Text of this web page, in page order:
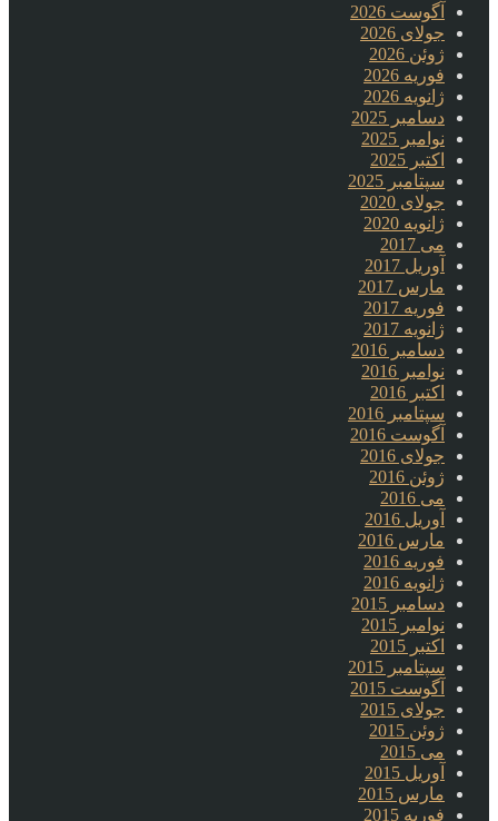
آگوست 2026
جولای 2026
ژوئن 2026
فوریه 2026
ژانویه 2026
دسامبر 2025
نوامبر 2025
اکتبر 2025
سپتامبر 2025
جولای 2020
ژانویه 2020
می 2017
آوریل 2017
مارس 2017
فوریه 2017
ژانویه 2017
دسامبر 2016
نوامبر 2016
اکتبر 2016
سپتامبر 2016
آگوست 2016
جولای 2016
ژوئن 2016
می 2016
آوریل 2016
مارس 2016
فوریه 2016
ژانویه 2016
دسامبر 2015
نوامبر 2015
اکتبر 2015
سپتامبر 2015
آگوست 2015
جولای 2015
ژوئن 2015
می 2015
آوریل 2015
مارس 2015
فوریه 2015